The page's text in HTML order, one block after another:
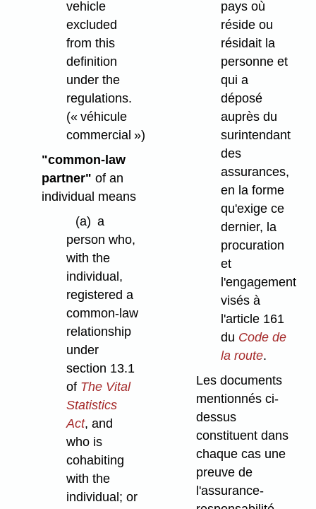
vehicle
excluded
from this
definition
under the
regulations.
(« véhicule
commercial »)
"common-law
partner" of an
individual means
(a) a
person who,
with the
individual,
registered a
common-law
relationship
under
section 13.1
of The Vital
Statistics
Act, and
who is
cohabiting
with the
individual; or
pays où
réside ou
résidait la
personne et
qui a
déposé
auprès du
surintendant
des
assurances,
en la forme
qu'exige ce
dernier, la
procuration
et
l'engagement
visés à
l'article 161
du Code de
la route.
Les documents
mentionnés ci-
dessus
constituent dans
chaque cas une
preuve de
l'assurance-